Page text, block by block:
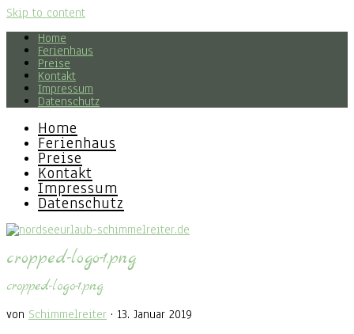
Skip to content
Home
Ferienhaus
Preise
Kontakt
Impressum
Datenschutz
Home
Ferienhaus
Preise
Kontakt
Impressum
Datenschutz
cropped-logo-1.png
cropped-logo-1.png
von Schimmelreiter · 13. Januar 2019